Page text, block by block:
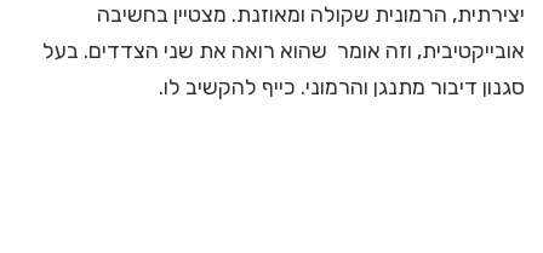
יצירתית, הרמונית שקולה ומאוזנת. מצטיין בחשיבה
אובייקטיבית, וזה אומר שהוא רואה את שני הצדדים. בעל
סגנון דיבור מתנגן והרמוני. כייף להקשיב לו.